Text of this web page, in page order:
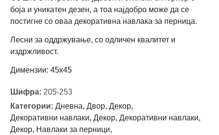
боја и уникатен дезен, а тоа најдобро може да се
постигне со оваа декоративна навлака за перница.
Лесни за оддржување, со одличен квалитет и
издржливост.
Димензии: 45х45
Шифра: 205-253
Категории: Дневна, Двор, Декор,
Декоративни навлаки, Декор, Декоративни навлаки,
Декор, Навлаки за перници,